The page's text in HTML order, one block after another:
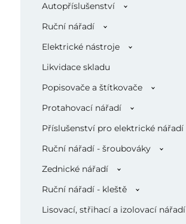
Autopříslušenství
Ruční nářadí
Elektrické nástroje
Likvidace skladu
Popisovače a štítkovače
Protahovací nářadí
Příslušenství pro elektrické nářadí
Ruční nářadí - šroubováky
Zednické nářadí
Ruční nářadí - kleště
Lisovací, střihací a izolovací nářadí